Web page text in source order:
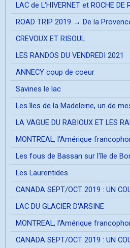
LAC de L'HIVERNET et ROCHE DE
ROAD TRIP 2019 → De la
CREVOUX ET RISOUL
LES RANDOS DU VENDREDI 2021
ANNECY coup de coeur
Savines le lac
Les îles de la Madeleine, un de
LA VAGUE DU RABIOUX ET LES
MONTREAL, l'Amérique
Les fous de Bassan sur l'île de
Les Laurentides
CANADA SEPT/OCT 2019 : UN
LAC DU GLACIER D'ARSINE
MONTREAL, l'Amérique
CANADA SEPT/OCT 2019 : UN